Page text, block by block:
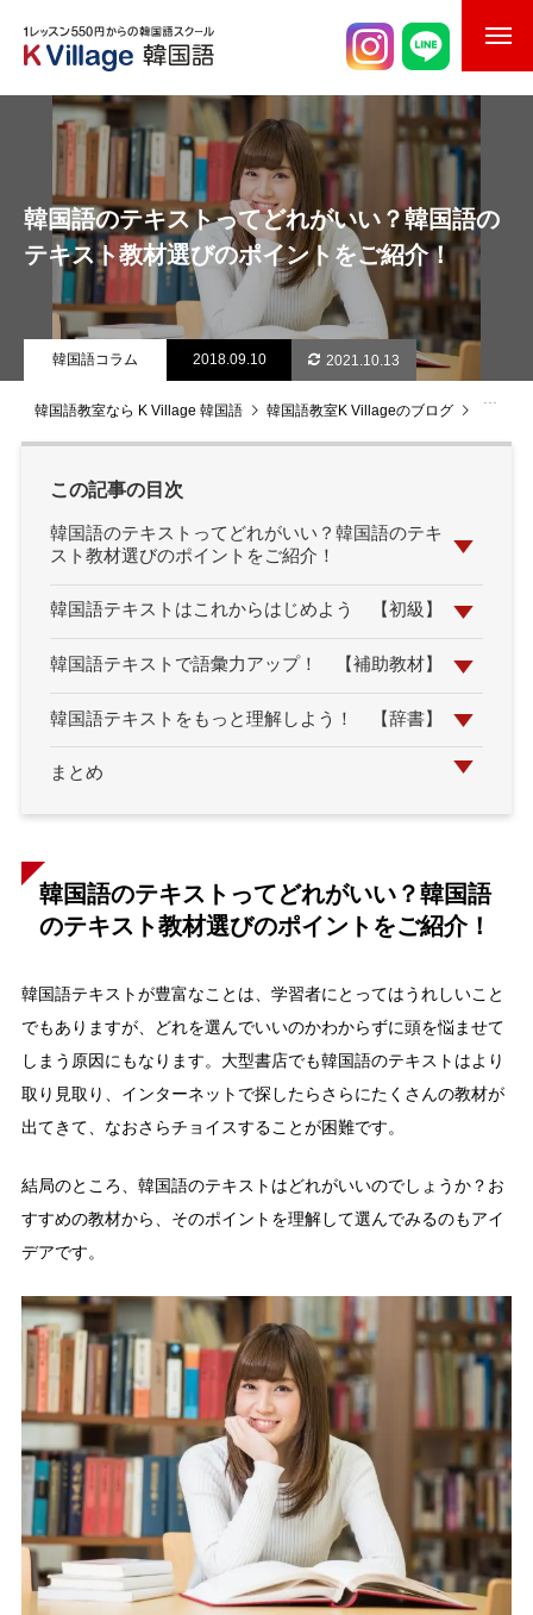
校舎案内
ご入校までの流れ
韓国語講師紹介
スケジュール
K Village韓国留学
韓国語のテキストってどれがいい？韓国語の
テキスト教材選びのポイントをご紹介！
韓国語コラム 2018.09.10 2021.10.13
韓国語教室なら K Village 韓国語 韓国語教室K Villageのブログ
この記事の目次
韓国語のテキストってどれがいい？韓国語のテキ
スト教材選びのポイントをご紹介！
韓国語テキストはこれからはじめよう 【初級】
韓国語テキストで語彙力アップ！ 【補助教材】
韓国語テキストをもっと理解しよう！ 【辞書】
まとめ
韓国語のテキストってどれがいい？韓国語
のテキスト教材選びのポイントをご紹介！
韓国語テキストが豊富なことは、学習者にとってはうれしいこと
でもありますが、どれを選んでいいのかわからずに頭を悩ませて
しまう原因にもなります。大型書店でも韓国語のテキストはより
取り見取り、インターネットで探したらさらにたくさんの教材が
出てきて、なおさらチョイスすることが困難です。
結局のところ、韓国語のテキストはどれがいいのでしょうか？お
すすめの教材から、そのポイントを理解して選んでみるのもアイ
デアです。